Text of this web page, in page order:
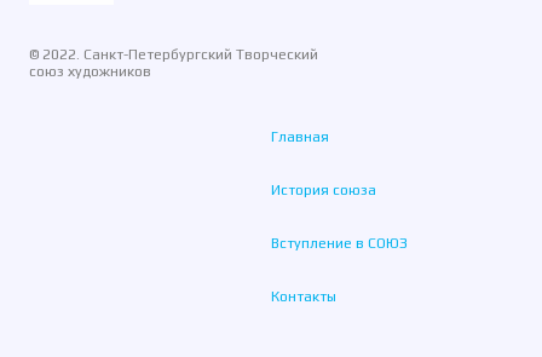
© 2022. Санкт-Петербургский Творческий
союз художников
Главная
История союза
Вступление в СОЮЗ
Контакты